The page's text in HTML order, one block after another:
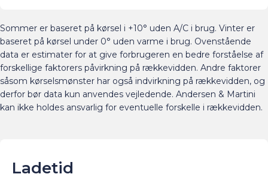
Sommer er baseret på kørsel i +10° uden A/C i brug. Vinter er
baseret på kørsel under 0° uden varme i brug. Ovenstående
data er estimater for at give forbrugeren en bedre forståelse af
forskellige faktorers påvirkning på rækkevidden. Andre faktorer
såsom kørselsmønster har også indvirkning på rækkevidden, og
derfor bør data kun anvendes vejledende. Andersen & Martini
kan ikke holdes ansvarlig for eventuelle forskelle i rækkevidden.
Ladetid